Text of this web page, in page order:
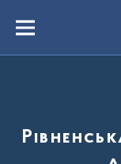
вмістуMenu